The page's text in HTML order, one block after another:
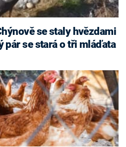
pár se stará o tři mláďata